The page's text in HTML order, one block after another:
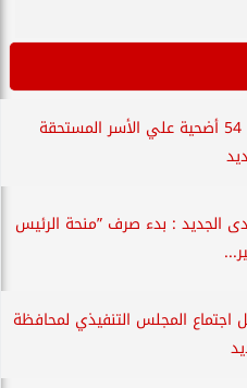
توزيع لحوم 54 أضحية علي الأسر المستحقة
الجديد : بدء صرف ”منحة الرئيس
اجتماع المجلس التنفيذي لمحافظة